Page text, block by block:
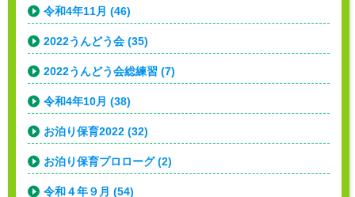
令和4年11月 (46)
2022うんどう会 (35)
2022うんどう会総練習 (7)
令和4年10月 (38)
お泊り保育2022 (32)
お泊り保育プロローグ (2)
令和４年９月 (54)